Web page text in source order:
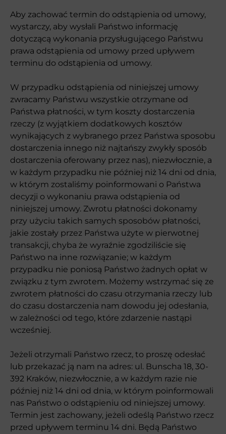
Aby zachować termin do odstąpienia od umowy,
wystarczy, aby wysłali Państwo informację
dotyczącą wykonania przysługującego Państwu
prawa odstąpienia od umowy przed upływem
terminu do odstąpienia od umowy.
W przypadku odstąpienia od niniejszej umowy
zwracamy Państwu wszystkie otrzymane od
Państwa płatności, w tym koszty dostarczenia
rzeczy (z wyjątkiem dodatkowych kosztów
wynikających z wybranego przez Państwa sposobu
dostarczenia innego niż najtańszy zwykły sposób
dostarczenia oferowany przez nas), niezwłocznie, a
w każdym przypadku nie później niż 14 dni od dnia,
w którym zostaliśmy poinformowani o Państwa
decyzji o wykonaniu prawa odstąpienia od
niniejszej umowy. Zwrotu płatności dokonamy
przy użyciu takich samych sposobów płatności,
jakie zostały przez Państwa użyte w pierwotnej
transakcji, chyba że wyraźnie zgodziliście się
Państwo na inne rozwiązanie; w każdym
przypadku nie poniosą Państwo żadnych opłat w
związku z tym zwrotem. Możemy wstrzymać się ze
zwrotem płatności do czasu otrzymania rzeczy lub
do czasu dostarczenia nam dowodu jej odesłania,
w zależności od tego, które zdarzenie nastąpi
wcześniej.
Jeżeli otrzymali Państwo rzecz, to proszę odesłać
lub przekazać ją nam na adres: ul. Bunscha 18, 30-
392 Kraków, niezwłocznie, a w każdym razie nie
później niż 14 dni od dnia, w którym poinformowali
nas Państwo o odstąpieniu od niniejszej umowy.
Termin jest zachowany, jeżeli odeślą Państwo rzecz
przed upływem terminu 14 dni. Będą Państwo